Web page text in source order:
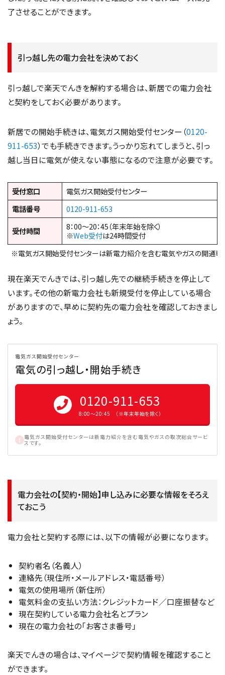
了させることができます。
引っ越し先の電力会社を決めておく
引っ越しで楽天でんきを解約する場合は、新居での電力会社
と契約をしておく必要があります。
新居での開始手続きは、電気ガス開始受付センター（0120-
911-653）でも手続きできます。うっかり忘れてしまうと、引っ
越し当日に電気が使えない事態になるので注意が必要です。
受付窓口
電気ガス開始受付センター
電話番号
0120-911-653
受付時間
8：00～20：45（年末年始を除く）
※Web受付は24時間受付
※電気ガス開始受付センターは新電力紹介を含む電気やガスの開通専
現在楽天でんきでは、引っ越し先での継続手続きを停止して
います。その他の新電力会社も新規受付を停止している場合
がありますので、早めに契約先の電力会社を確認しておきまし
ょう。
電気ガス開始受付センター
電気の引っ越し・開始手続き
0120-911-653
8:00〜20:45 （※年末年始を除く）
電気ガス開始受付センターは新電力紹介を含む電気やガスの取次総合サービ
スです。
電力会社の【契約・開始】申し込みに必要な情報をそろえ
ておこう
電力会社と契約する際には、以下の情報が必要になります。
契約者名（名義人）
連絡先（現住所・メールアドレス・電話番号）
電気の使用場所（新住所）
電気料金の支払い方法：クレジットカード／口座振替など
現在契約している電力会社名とプラン
現在の電力会社の「お客さま番号」
楽天でんきの場合は、マイページで契約情報を確認すること
ができます。